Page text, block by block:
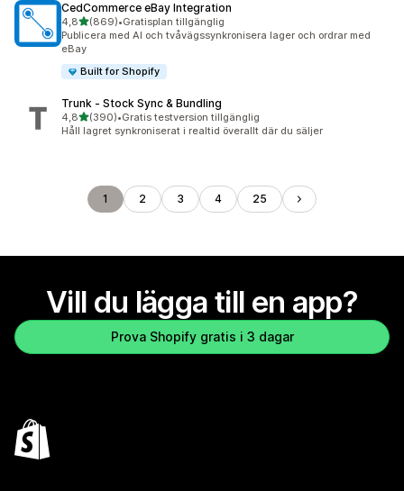
CedCommerce eBay Integration
4,8av 5 stjärnor
(869)
869 recensioner totalt
•Gratisplan tillgänglig
Publicera med AI och tvåvägssynkronisera lager och ordrar med
eBay
Built for Shopify
Trunk ‑ Stock Sync & Bundling
4,8av 5 stjärnor
(390)
390 recensioner totalt
•Gratis testversion tillgänglig
Håll lagret synkroniserat i realtid överallt där du säljer
1 2 3 4 25
Vill du lägga till en app?
Prova Shopify gratis i 3 dagar